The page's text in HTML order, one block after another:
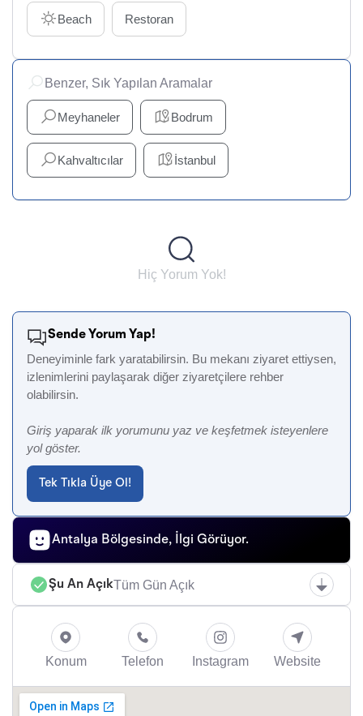
Beach Restoran
Benzer, Sık Yapılan Aramalar
Meyhaneler Bodrum
Kahvaltıcılar İstanbul
Hiç Yorum Yok!
Sende Yorum Yap!
Deneyiminle fark yaratabilirsin. Bu mekanı ziyaret ettiysen,
izlenimlerini paylaşarak diğer ziyaretçilere rehber
olabilirsin.
Giriş yaparak ilk yorumunu yaz ve keşfetmek isteyenlere
yol göster.
Tek Tıkla Üye Ol!
Antalya Bölgesinde, İlgi Görüyor.
Şu An AçıkTüm Gün Açık
Konum Telefon Instagram Website